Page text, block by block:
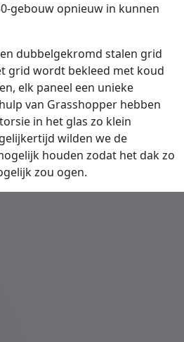
gebouw opnieuw in kunnen
dubbelgekromd stalen grid
grid wordt bekleed met koud
elk paneel een unieke
van Grasshopper hebben
in het glas zo klein
wilden we de
houden zodat het dak zo
zou ogen.